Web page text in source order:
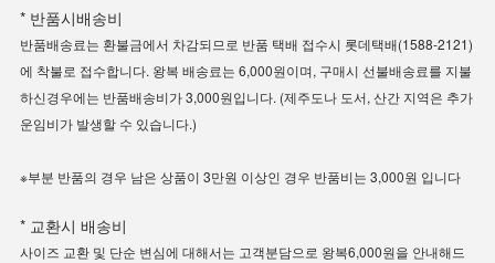
* 반품시배송비
반품배송료는 환불금에서 차감되므로 반품 택배 접수시 롯데택배(1588-2121)
에 착불로 접수합니다. 왕복 배송료는 6,000원이며, 구매시 선불배송료를 지불
하신경우에는 반품배송비가 3,000원입니다. (제주도나 도서, 산간 지역은 추가
운임비가 발생할 수 있습니다.)
※부분 반품의 경우 남은 상품이 3만원 이상인 경우 반품비는 3,000원 입니다
* 교환시 배송비
사이즈 교환 및 단순 변심에 대해서는 고객분담으로 왕복6,000원을 안내해드